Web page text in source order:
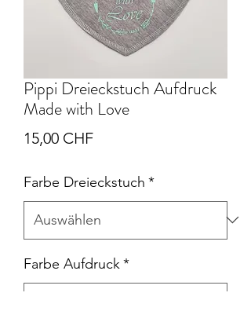
Pippi Dreieckstuch Aufdruck
Made with Love
15,00 CHFPreis
Farbe Dreieckstuch *
Farbe Aufdruck*